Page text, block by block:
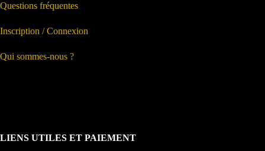
Questions fréquentes
Inscription / Connexion
Qui sommes-nous ?
LIENS UTILES ET PAIEMENT